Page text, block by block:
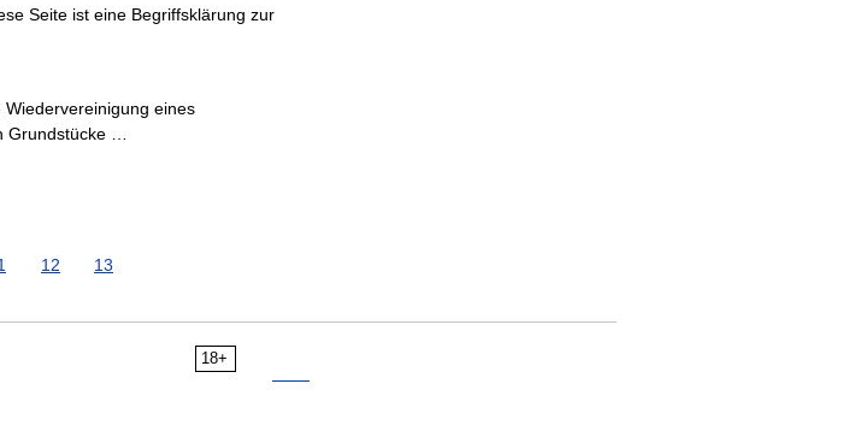
Seite ist eine Begriffsklärung zur
eines
Grundstücke …
12 13
18+